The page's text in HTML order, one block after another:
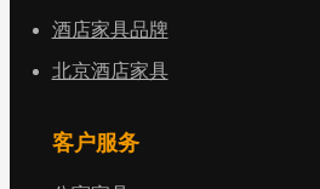
酒店家具品牌
北京酒店家具
客户服务